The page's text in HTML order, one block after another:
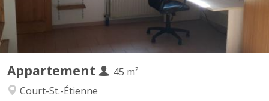
Appartement
45 m²
Court-St.-Étienne